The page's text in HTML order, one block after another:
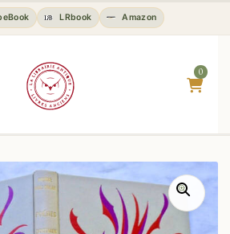
LRbook Amazon
0